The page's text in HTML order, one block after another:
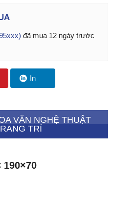
đã mua 12 ngày trước
In
VĂN NGHỆ THUẬT
TRÍ
190×70